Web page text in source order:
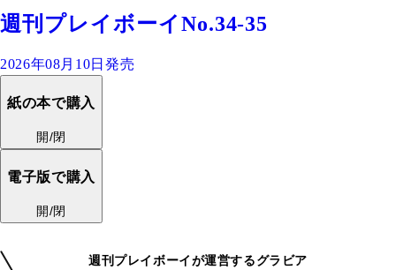
週刊プレイボーイNo.34-35
2026年08月10日発売
紙の本で購入
開/閉
電子版で購入
開/閉
週刊プレイボーイが運営するグラビア